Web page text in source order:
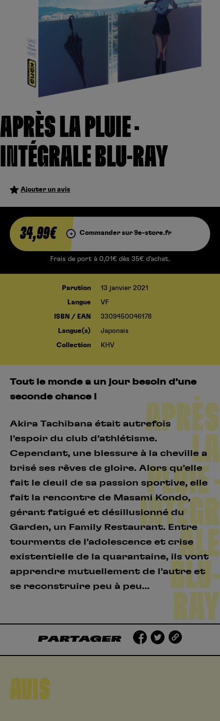
APRÈS LA PLUIE –
INTÉGRALE BLU-RAY
Ajouter un avis
34,99€ Commander sur 9e-store.fr
Frais de port à 0,01€ dès 35€ d’achat.
Parution 13 janvier 2021
Langue VF
ISBN / EAN 3309450046178
Langue(s) Japonais
Collection KHV
Tout le monde a un jour besoin d’une
seconde chance !
Akira Tachibana était autrefois
l’espoir du club d’athlétisme.
Cependant, une blessure à la cheville a
brisé ses rêves de gloire. Alors qu’elle
fait le deuil de sa passion sportive, elle
fait la rencontre de Masami Kondo,
gérant fatigué et désillusionné du
Garden, un Family Restaurant. Entre
tourments de l’adolescence et crise
existentielle de la quarantaine, ils vont
apprendre mutuellement de l’autre et
se reconstruire peu à peu…
APRÈS
LA
PLUIE –
INTÉGR
ALE
BLU-
RAY
PARTAGER
AVIS
Se connecter S’inscrire
Hunter x Hunter
Fire Force
Black Butler